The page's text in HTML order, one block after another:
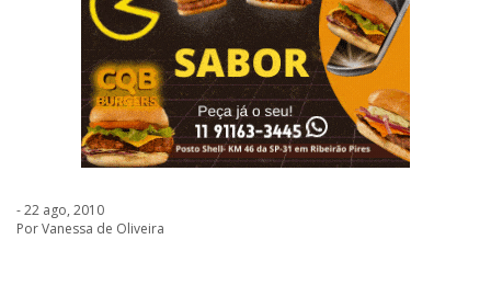
- 22 ago, 2010
Por Vanessa de Oliveira